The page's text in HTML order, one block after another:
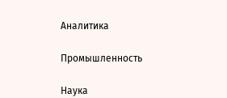
Аналитика
Промышленность
Наука